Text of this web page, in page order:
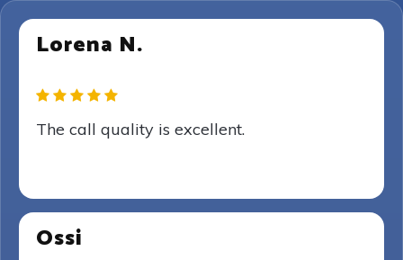
Lorena N.
The call quality is excellent.
Ossi